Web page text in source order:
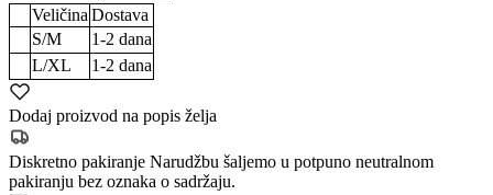
Veličina Dostava
S/M
1-2 dana
L/XL
1-2 dana
Dodaj proizvod na popis želja
Diskretno pakiranje Narudžbu šaljemo u potpuno neutralnom
pakiranju bez oznaka o sadržaju.